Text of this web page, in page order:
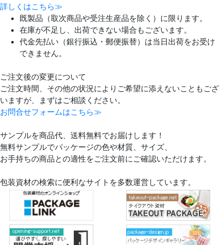
詳しくはこちら≫
既製品（取次商品や受注生産品を除く）に限ります。
在庫が不足し、出荷できない場合もございます。
代金先払い（銀行振込・郵便振替）は当日出荷をお受け
できません。
ご注文後の変更について
ご注文時間、その他の状況によりご希望に添えないこともござ
いますが、まずはご相談ください。
お問合せフォームはこちら≫
サンプルを商品代、送料無料でお届けします！
無料サンプルでパッケージの色や材質、サイズ、
お手持ちの商品との適性をご注文前にご確認いただけます。
包装資材の検索に便利なサイトを多数運営しています。